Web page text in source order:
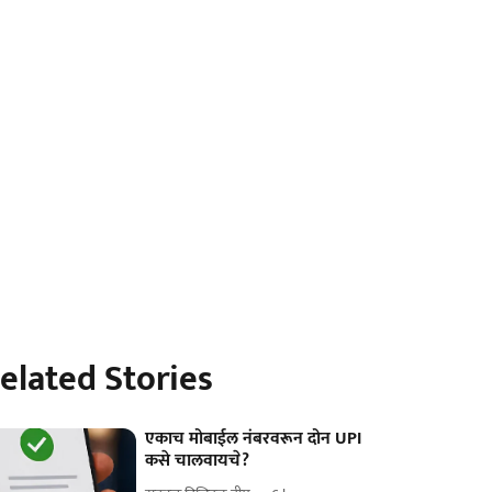
Stories
एकाच मोबाईल नंबरवरून दोन UPI
कसे चालवायचे?